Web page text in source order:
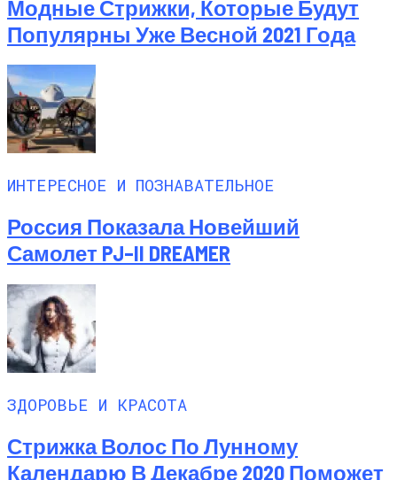
Модные Стрижки, Которые Будут
Популярны Уже Весной 2021 Года
ИНТЕРЕСНОЕ И ПОЗНАВАТЕЛЬНОЕ
Россия Показала Новейший
Самолет PJ–II DREAMER
ЗДОРОВЬЕ И КРАСОТА
Стрижка Волос По Лунному
Календарю В Декабре 2020 Поможет